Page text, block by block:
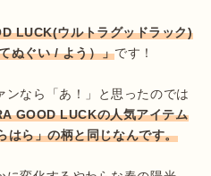
LUCK(ウルトラグッドラック)
ぬぐい / よう）」です！
ンなら「あ！」と思ったのでは
GOOD LUCKの人気アイテム
はら」の柄と同じなんです。